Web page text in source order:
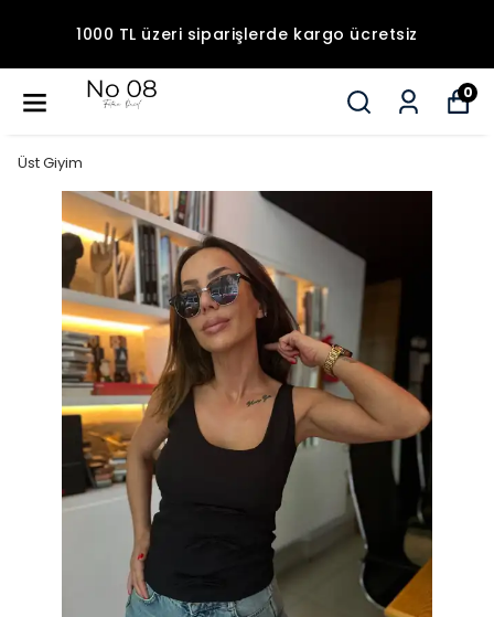
1000 TL üzeri siparişlerde kargo ücretsiz
0
Üst Giyim